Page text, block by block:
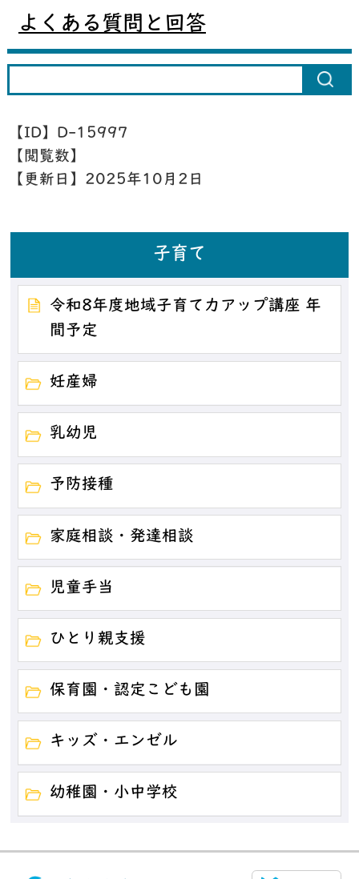
よくある質問と回答
【ID】 D-15997
【閲覧数】
【更新日】 2025年10月2日
子育て
令和8年度地域子育て力アップ講座 年
間予定
妊産婦
乳幼児
予防接種
家庭相談・発達相談
児童手当
ひとり親支援
保育園・認定こども園
キッズ・エンゼル
幼稚園・小中学校